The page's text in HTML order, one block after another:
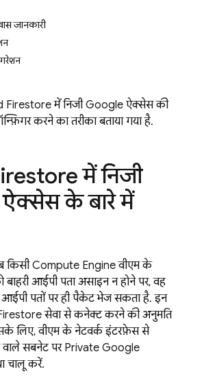
जानकारी
Firestoreमें निजी Google ऐक्सेस की
करने का तरीका बताया गया है.
में निजी
के बारे में
किसीCompute Engineवीएम के
आईपी पता असाइन न होने पर, वह
आईपी पतों पर ही पैकेट भेज सकता है. इन
सेवा से कनेक्ट करने की अनुमति
लिए, वीएम के नेटवर्क इंटरफ़ेस से
वाले सबनेट पर Private Google
चालू करें.